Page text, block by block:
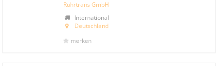
Ruhrtrans GmbH
International
Deutschland
merken